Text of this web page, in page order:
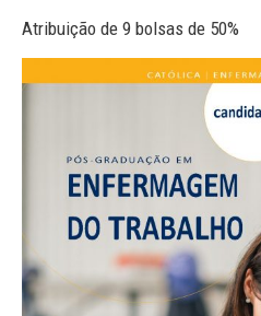
Atribuição de 9 bolsas de 50%